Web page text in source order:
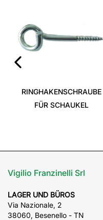
RINGHAKENSCHRAUBE
FÜR SCHAUKEL
Vigilio Franzinelli Srl
LAGER UND BÜROS
Via Nazionale, 2
38060, Besenello - TN